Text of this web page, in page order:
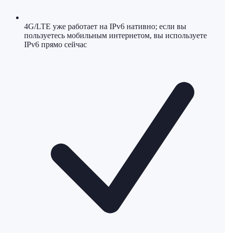
4G/LTE уже работает на IPv6 нативно; если вы
пользуетесь мобильным интернетом, вы используете
IPv6 прямо сейчас